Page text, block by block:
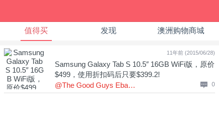
值得买 发现 澳洲购物商城
11年前 (2015/06/28)
Samsung Galaxy Tab S 10.5″ 16GB WiFi版，原价
$499，使用折扣码后只要$399.2!
@The Good Guys Ebay店
0